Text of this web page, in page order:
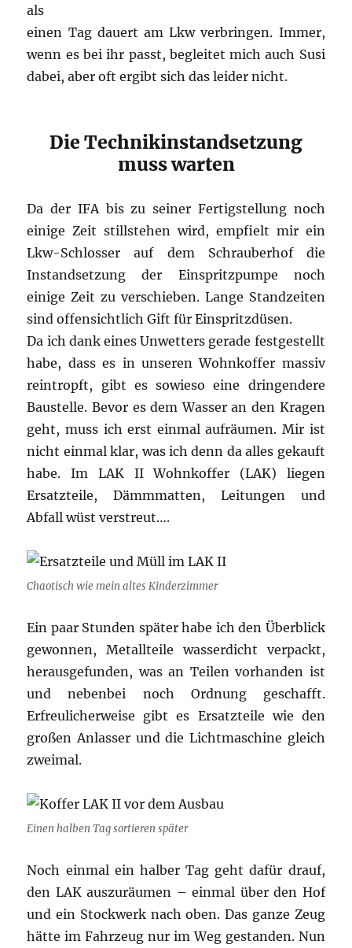
als
einen Tag dauert am Lkw verbringen. Immer,
wenn es bei ihr passt, begleitet mich auch Susi
dabei, aber oft ergibt sich das leider nicht.
Die Technikinstandsetzung
muss warten
Da der IFA bis zu seiner Fertigstellung noch
einige Zeit stillstehen wird, empfielt mir ein
Lkw-Schlosser auf dem Schrauberhof die
Instandsetzung der Einspritzpumpe noch
einige Zeit zu verschieben. Lange Standzeiten
sind offensichtlich Gift für Einspritzdüsen.
Da ich dank eines Unwetters gerade festgestellt
habe, dass es in unseren Wohnkoffer massiv
reintropft, gibt es sowieso eine dringendere
Baustelle. Bevor es dem Wasser an den Kragen
geht, muss ich erst einmal aufräumen. Mir ist
nicht einmal klar, was ich denn da alles gekauft
habe. Im LAK II Wohnkoffer (LAK) liegen
Ersatzteile, Dämmmatten, Leitungen und
Abfall wüst verstreut….
Chaotisch wie mein altes Kinderzimmer
Ein paar Stunden später habe ich den Überblick
gewonnen, Metallteile wasserdicht verpackt,
herausgefunden, was an Teilen vorhanden ist
und nebenbei noch Ordnung geschafft.
Erfreulicherweise gibt es Ersatzteile wie den
großen Anlasser und die Lichtmaschine gleich
zweimal.
Einen halben Tag sortieren später
Noch einmal ein halber Tag geht dafür drauf,
den LAK auszuräumen – einmal über den Hof
und ein Stockwerk nach oben. Das ganze Zeug
hätte im Fahrzeug nur im Weg gestanden. Nun